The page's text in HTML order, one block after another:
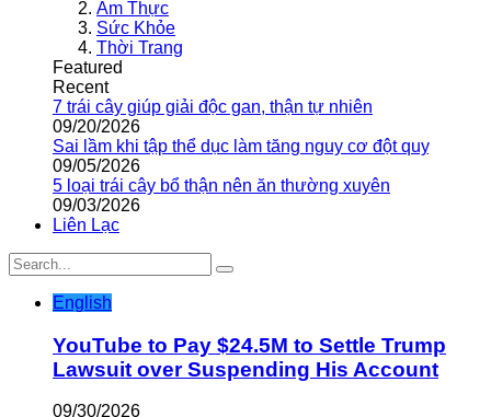
Ẩm Thực
Sức Khỏe
Thời Trang
Featured
Recent
7 trái cây giúp giải độc gan, thận tự nhiên
09/20/2026
Sai lầm khi tập thể dục làm tăng nguy cơ đột quỵ
09/05/2026
5 loại trái cây bổ thận nên ăn thường xuyên
09/03/2026
Liên Lạc
English
YouTube to Pay $24.5M to Settle Trump
Lawsuit over Suspending His Account
09/30/2026